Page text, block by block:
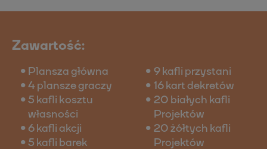
Zawartość:
Plansza główna
4 plansze graczy
5 kafli kosztu
własności
6 kafli akcji
5 kafli barek
9 kafli przystani
16 kart dekretów
20 białych kafli
Projektów
20 żółtych kafli
Projektów